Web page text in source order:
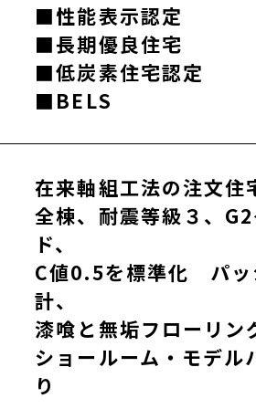
■性能表示認定
■長期優良住宅
■低炭素住宅認定
■BELS
在来軸組工法の注文住
全棟、耐震等級３、
ド、
C値0.5を標準化 パッ
計、
漆喰と無垢フローリン
ショールーム・モデル
り